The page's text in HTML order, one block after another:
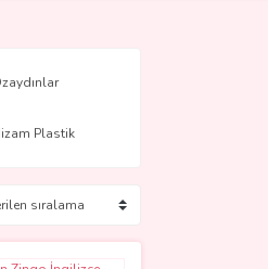
Plastik